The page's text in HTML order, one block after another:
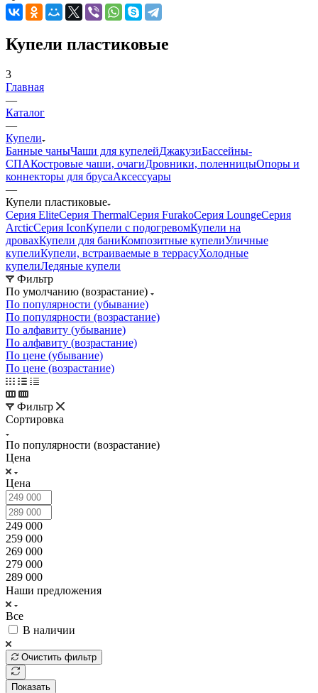
Купели пластиковые
3
Главная
—
Каталог
—
Купели
Банные чаныЧаши для купелейДжакузиБассейны-
СПАКостровые чаши, очагиДровники, поленницыОпоры и
коннекторы для брусаАксессуары
—
Купели пластиковые
Серия EliteСерия ThermalСерия FurakoСерия LoungeСерия
ArcticСерия IconКупели с подогревомКупели на
дровахКупели для баниКомпозитные купелиУличные
купелиКупели, встраиваемые в террасуХолодные
купелиЛедяные купели
Фильтр
По умолчанию (возрастание)
По популярности (убывание)
По популярности (возрастание)
По алфавиту (убывание)
По алфавиту (возрастание)
По цене (убывание)
По цене (возрастание)
Фильтр
Сортировка
По популярности (возрастание)
Цена
Цена
249 000
259 000
269 000
279 000
289 000
Наши предложения
Все
В наличии
Очистить фильтр
Показать